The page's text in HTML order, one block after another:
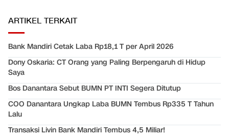
ARTIKEL TERKAIT
Bank Mandiri Cetak Laba Rp18,1 T per April 2026
Dony Oskaria: CT Orang yang Paling Berpengaruh di Hidup
Saya
Bos Danantara Sebut BUMN PT INTI Segera Ditutup
COO Danantara Ungkap Laba BUMN Tembus Rp335 T Tahun
Lalu
Transaksi Livin Bank Mandiri Tembus 4,5 Miliar!